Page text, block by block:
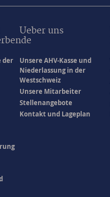
der
Ueber uns
Unsere AHV-Kasse und
Niederlassung in der
Westschweiz
Unsere Mitarbeiter
Stellenangebote
Kontakt und Lageplan